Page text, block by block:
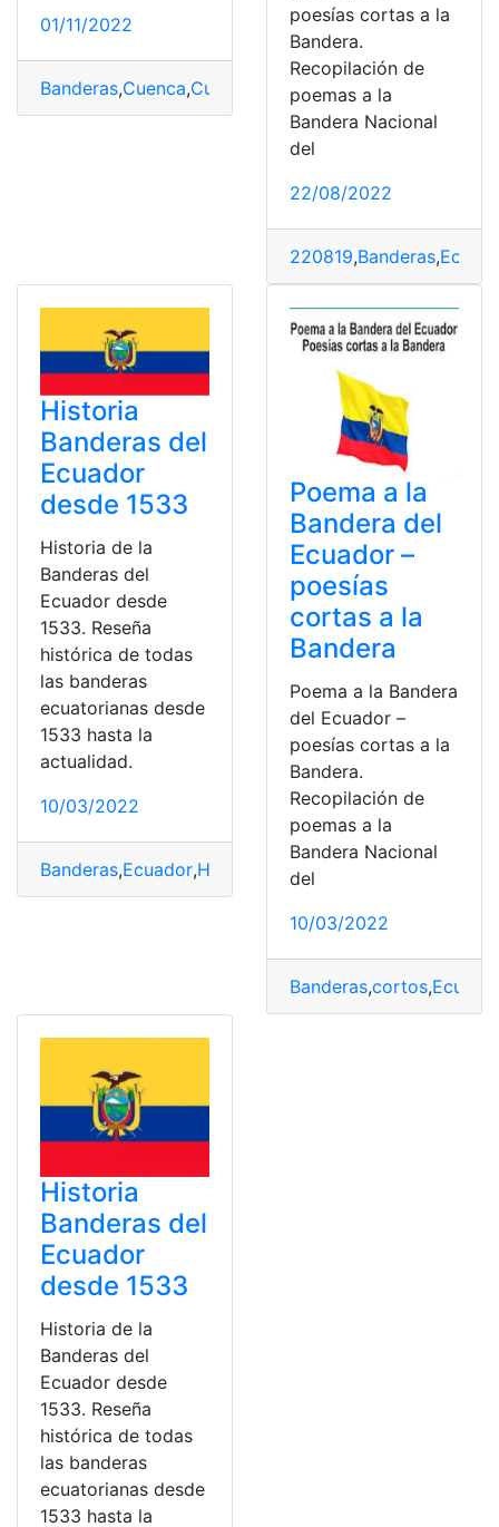
01/11/2022
Banderas,Cuenca,Cultura historia del ecuador
poesías cortas a la
Bandera.
Recopilación de
poemas a la
Bandera Nacional
del
22/08/2022
220819,Banderas,
Historia
Banderas del
Ecuador
desde 1533
Historia de la
Banderas del
Ecuador desde
1533. Reseña
histórica de todas
las banderas
ecuatorianas desde
1533 hasta la
actualidad.
10/03/2022
Banderas,Ecuador,Historia historia del ecuador
Poema a la
Bandera del
Ecuador –
poesías
cortas a la
Bandera
Poema a la Bandera
del Ecuador –
poesías cortas a la
Bandera.
Recopilación de
poemas a la
Bandera Nacional
del
10/03/2022
Banderas,cortos,
Historia
Banderas del
Ecuador
desde 1533
Historia de la
Banderas del
Ecuador desde
1533. Reseña
histórica de todas
las banderas
ecuatorianas desde
1533 hasta la